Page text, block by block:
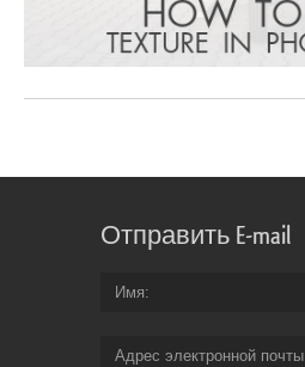
Отправить E-mail
Имя
Адрес электронной почты